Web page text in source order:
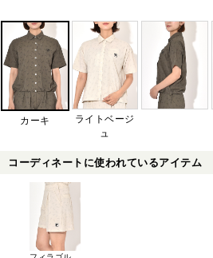
カーキ
ライトベージ
ュ
コーディネートに使われているアイテム